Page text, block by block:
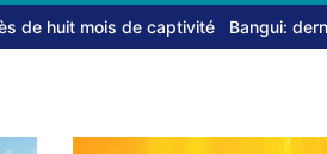
Bangui: dernier hommage à El Hadj